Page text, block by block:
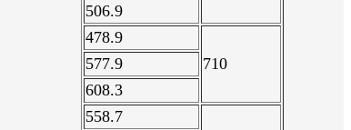
506.9
478.9
710
577.9
608.3
558.7